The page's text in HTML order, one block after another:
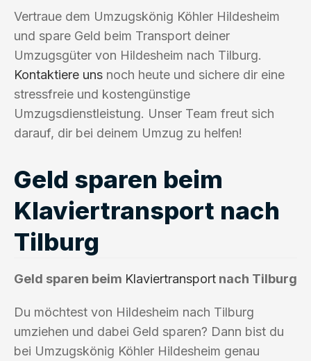
Vertraue dem Umzugskönig Köhler Hildesheim
und spare Geld beim Transport deiner
Umzugsgüter von Hildesheim nach Tilburg.
Kontaktiere uns noch heute und sichere dir eine
stressfreie und kostengünstige
Umzugsdienstleistung. Unser Team freut sich
darauf, dir bei deinem Umzug zu helfen!
Geld sparen beim
Klaviertransport nach
Tilburg
Geld sparen beim Klaviertransport nach Tilburg
Du möchtest von Hildesheim nach Tilburg
umziehen und dabei Geld sparen? Dann bist du
bei Umzugskönig Köhler Hildesheim genau